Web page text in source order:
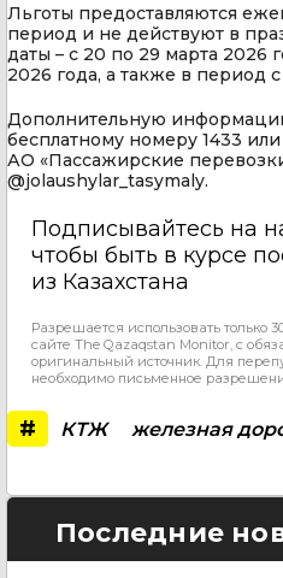
Льготы предоставляются
период и не действуют в
даты – с 20 по 29 марта 2026
2026 года, а также в период
Дополнительную
бесплатному номеру 1433
АО «Пассажирские
@jolaushylar_tasymaly.
Подписывайтесь на
чтобы быть в курсе
из Казахстана
Разрешается использовать только
сайте The Qazaqstan Monitor, с
оригинальный источник. Для
необходимо письменное
# КТЖ железная
Последние